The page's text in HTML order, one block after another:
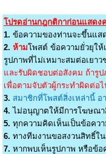
โปรดอ่านกฎกติกาก่อนแสดง
1. ข้อความของท่านจะขึ้นแ
2. ห้ามโพสต์ ข้อความยั่วยุให้
รูปภาพที่ไม่เหมาะสมต่อเยา
และรับผิดชอบต่อสังคม ถ้ารู
เพื่อตามจับตัวผู้กระทำผิดต่อไ
3. สมาชิกที่โพสต์สิ่งเหล่านี้ อ
4. ไม่อนุญาตให้มีการโฆษณา
5. ทุกความคิดเห็นเป็นข้อควา
6. ทางทีมงานขอสงวนสิทธิ์ใ
7. หากพบเห็นรูปภาพ หรือข้อ